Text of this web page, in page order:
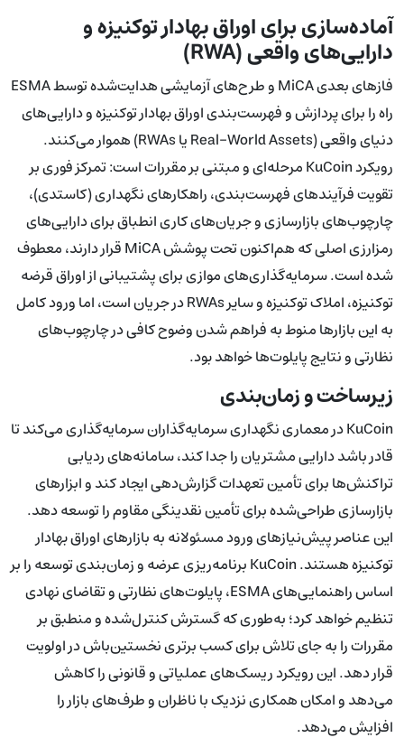
آماده‌سازی برای اوراق بهادار توکنیزه و
دارایی‌های واقعی (RWA)
فازهای بعدی MiCA و طرح‌های آزمایشی هدایت‌شده توسط ESMA
راه را برای پردازش و فهرست‌بندی اوراق بهادار توکنیزه و دارایی‌های
دنیای واقعی (Real-World Assets یا RWAs) هموار می‌کنند.
رویکرد KuCoin مرحله‌ای و مبتنی بر مقررات است: تمرکز فوری بر
تقویت فرآیندهای فهرست‌بندی، راهکارهای نگهداری (کاستدی)،
چارچوب‌های بازارسازی و جریان‌های کاری انطباق برای دارایی‌های
رمزارزی اصلی که هم‌اکنون تحت پوشش MiCA قرار دارند، معطوف
شده است. سرمایه‌گذاری‌های موازی برای پشتیبانی از اوراق قرضه
توکنیزه، املاک توکنیزه و سایر RWAs در جریان است، اما ورود کامل
به این بازارها منوط به فراهم شدن وضوح کافی در چارچوب‌های
نظارتی و نتایج پایلوت‌ها خواهد بود.
زیرساخت و زمان‌بندی
KuCoin در معماری نگهداری سرمایه‌گذاران سرمایه‌گذاری می‌کند تا
قادر باشد دارایی مشتریان را جدا کند، سامانه‌های ردیابی
تراکنش‌ها برای تأمین تعهدات گزارش‌دهی ایجاد کند و ابزارهای
بازارسازی طراحی‌شده برای تأمین نقدینگی مقاوم را توسعه دهد.
این عناصر پیش‌نیازهای ورود مسئولانه به بازارهای اوراق بهادار
توکنیزه هستند. KuCoin برنامه‌ریزی عرضه و زمان‌بندی توسعه را بر
اساس راهنمایی‌های ESMA، پایلوت‌های نظارتی و تقاضای نهادی
تنظیم خواهد کرد؛ به‌طوری که گسترش کنترل‌شده و منطبق بر
مقررات را به جای تلاش برای کسب برتری نخستین‌باش در اولویت
قرار دهد. این رویکرد ریسک‌های عملیاتی و قانونی را کاهش
می‌دهد و امکان همکاری نزدیک با ناظران و طرف‌های بازار را
افزایش می‌دهد.